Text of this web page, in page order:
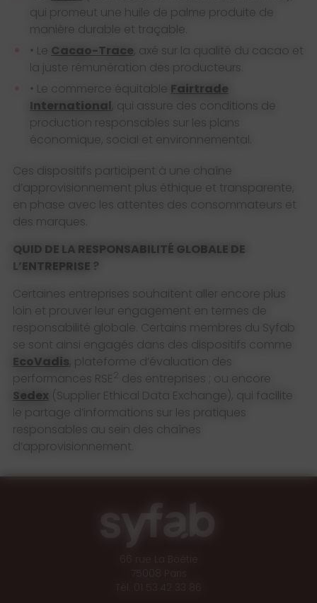
qui promeut une huile de palme produite de
manière durable et traçable.
• Le Cacao-Trace, axé sur la qualité du cacao et
la juste rémunération des producteurs.
• Le commerce équitable Fairtrade
International, qui assure des conditions de
production responsables sur les plans
économique, social et environnemental.
Ces dispositifs participent à une chaîne
d’approvisionnement plus éthique et transparente,
en phase avec les attentes des consommateurs et
des marques.
QUID DE LA RESPONSABILITÉ GLOBALE DE
L’ENTREPRISE ?
Certaines entreprises souhaitent aller encore plus
loin et prouver leur engagement en termes de
responsabilité globale. Certains membres du Syfab
se sont ainsi engagés dans des dispositifs comme
EcoVadis, plateforme d’évaluation des
performances RSE
des entreprises ; ou encore
Sedex(Supplier Ethical Data Exchange), qui facilite
le partage d’informations sur les pratiques
responsables au sein des chaînes
d’approvisionnement.